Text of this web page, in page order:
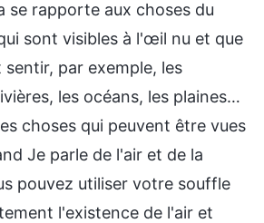
se rapporte aux choses du
sont visibles à l'œil nu et que
sentir, par exemple, les
les océans, les plaines…
choses qui peuvent être vues
Je parle de l'air et de la
pouvez utiliser votre souffle
l'existence de l'air et